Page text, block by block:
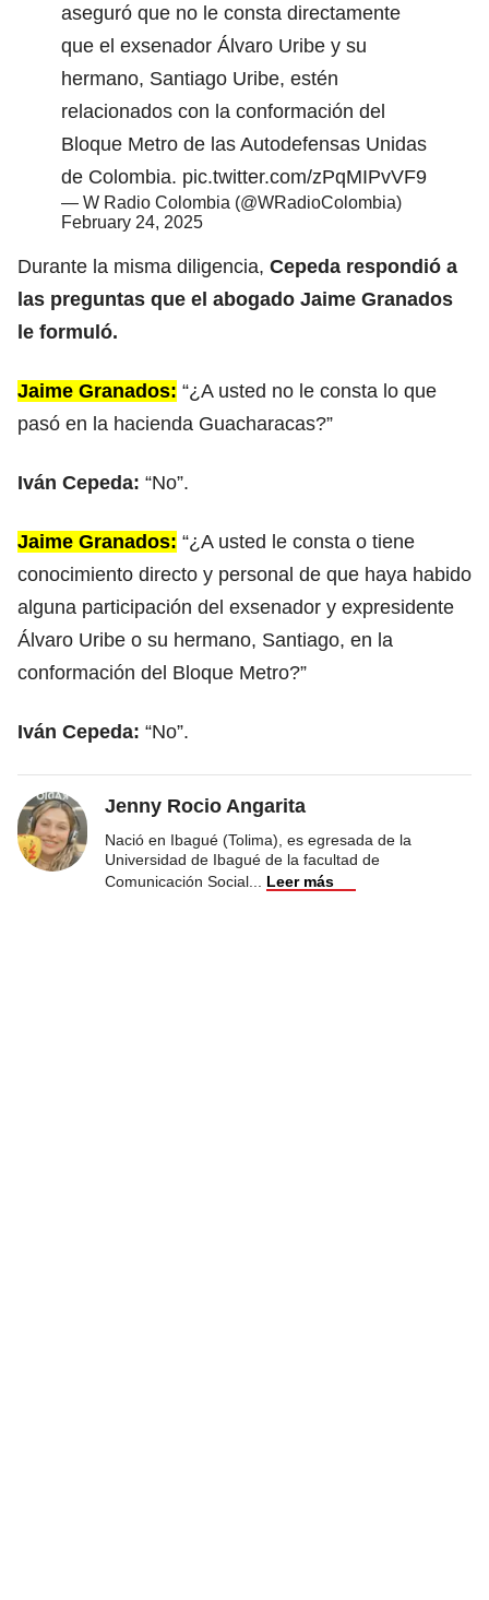
aseguró que no le consta directamente
que el exsenador Álvaro Uribe y su
hermano, Santiago Uribe, estén
relacionados con la conformación del
Bloque Metro de las Autodefensas Unidas
de Colombia. pic.twitter.com/zPqMIPvVF9
— W Radio Colombia (@WRadioColombia)
February 24, 2025
Durante la misma diligencia, Cepeda respondió a
las preguntas que el abogado Jaime Granados
le formuló.
Jaime Granados: “¿A usted no le consta lo que
pasó en la hacienda Guacharacas?”
Iván Cepeda: “No”.
Jaime Granados: “¿A usted le consta o tiene
conocimiento directo y personal de que haya habido
alguna participación del exsenador y expresidente
Álvaro Uribe o su hermano, Santiago, en la
conformación del Bloque Metro?”
Iván Cepeda: “No”.
Jenny Rocio Angarita
Nació en Ibagué (Tolima), es egresada de la
Universidad de Ibagué de la facultad de
Comunicación Social
Leer más